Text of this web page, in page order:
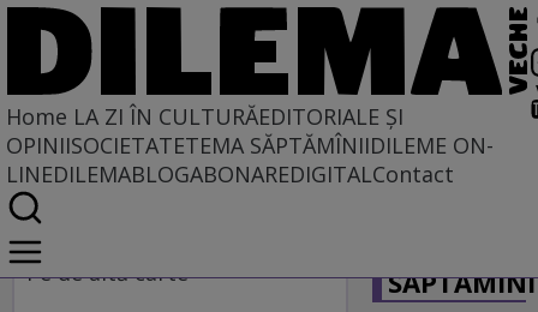
Home LA ZI ÎN CULTURĂEDITORIALE ȘI
OPINIISOCIETATETEMA SĂPTĂMÎNIIDILEME ON-
LINEDILEMABLOGABONAREDIGITALContact
Home
La zi în cultură
Pe de altă carte